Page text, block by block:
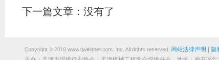
下一篇文章：没有了
Copyright © 2010 www.tjweldnet.com, Inc. All rights reserved. 网站法律声明
隐